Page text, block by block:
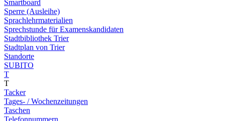
Smartboard
Sperre (Ausleihe)
Sprachlehrmaterialien
Sprechstunde für Examenskandidaten
Stadtbibliothek Trier
Stadtplan von Trier
Standorte
SUBITO
T
T
Tacker
Tages- / Wochenzeitungen
Taschen
Telefonnummern